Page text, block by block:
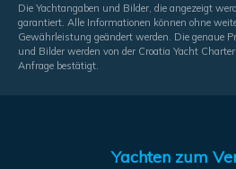
Die Yachtangaben und Bilder, die angezeigt
garantiert. Alle Informationen können ohne
Gewährleistung geändert werden. Die genaue
und Bilder werden von der Croatia Yacht
Anfrage bestätigt.
Yachten zum